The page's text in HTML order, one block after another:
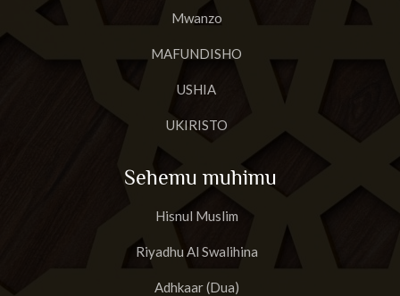
Mwanzo
MAFUNDISHO
USHIA
UKIRISTO
Sehemu muhimu
Hisnul Muslim
Riyadhu Al Swalihina
Adhkaar (Dua)